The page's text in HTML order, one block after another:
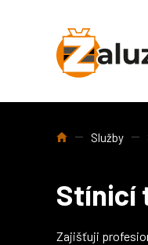
Úvod Služby
Stínicí
Zajišťuji